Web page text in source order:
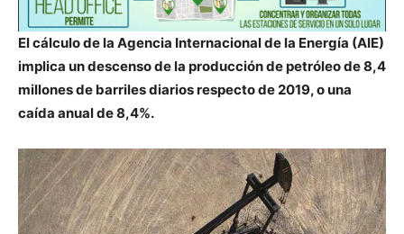
El cálculo de la Agencia Internacional de la Energía (AIE)
implica un descenso de la producción de petróleo de 8,4
millones de barriles diarios respecto de 2019, o una
caída anual de 8,4%.